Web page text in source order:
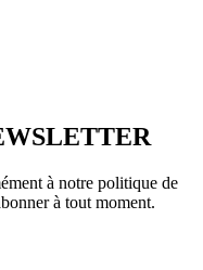
à notre politique de
à tout moment.